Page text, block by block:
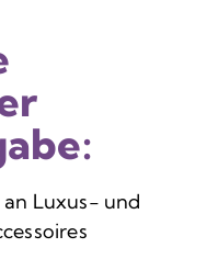
Luxus- und